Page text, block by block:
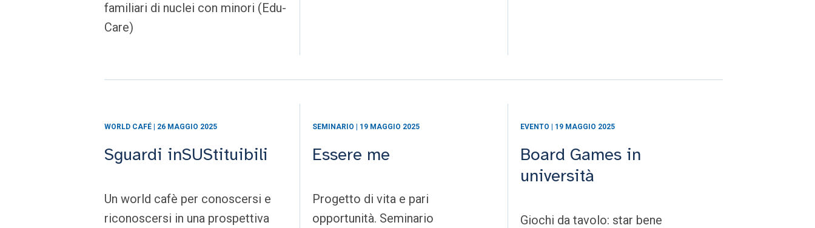
familiari di nuclei con minori (Edu-
Care)
WORLD CAFÉ | 26 MAGGIO 2025
Sguardi inSUStituibili
Un world cafè per conoscersi e
riconoscersi in una prospettiva
SEMINARIO | 19 MAGGIO 2025
Essere me
Progetto di vita e pari
opportunità. Seminario
EVENTO | 19 MAGGIO 2025
Board Games in
università
Giochi da tavolo: star bene